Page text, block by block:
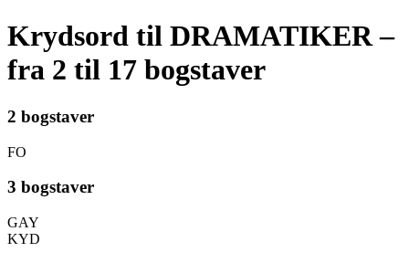
Krydsord til DRAMATIKER –
fra 2 til 17 bogstaver
2 bogstaver
FO
3 bogstaver
GAY
KYD